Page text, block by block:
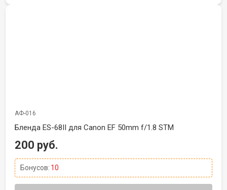
АФ-016
Бленда ES-68II для Canon EF 50mm f/1.8 STM
200 руб.
Бонусов: 10